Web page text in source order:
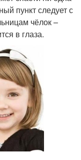
пункт следует с
чёлок –
в глаза.